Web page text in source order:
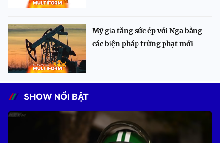
Mỹ gia tăng sức ép với Nga bằng
các biện pháp trừng phạt mới
SHOW NỔI BẬT